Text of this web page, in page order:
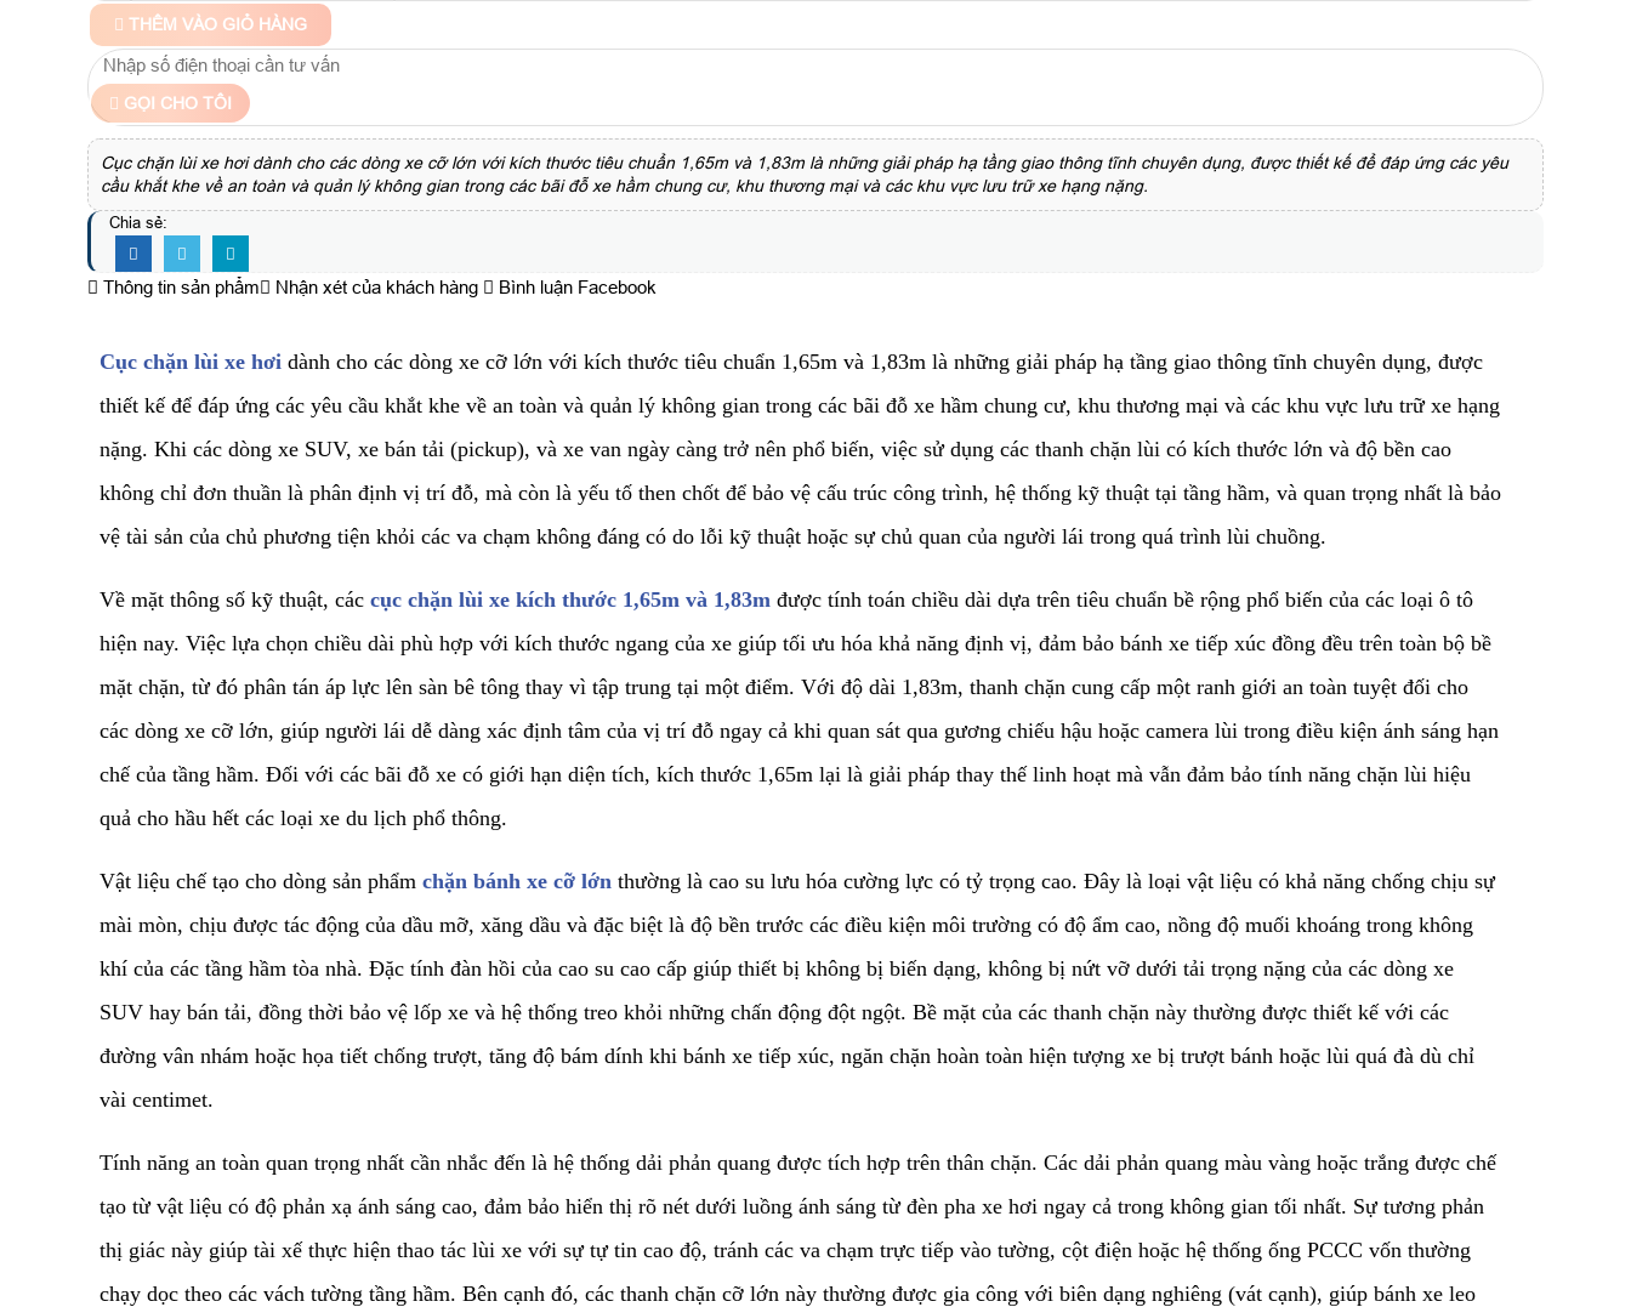
THÊM VÀO GIỎ HÀNG
GỌI CHO TÔI
Cục chặn lùi xe hơi dành cho các dòng xe cỡ lớn với kích thước tiêu chuẩn 1,65m và 1,83m là những giải pháp hạ tầng giao thông tĩnh chuyên dụng, được thiết kế để đáp ứng các yêu
cầu khắt khe về an toàn và quản lý không gian trong các bãi đỗ xe hầm chung cư, khu thương mại và các khu vực lưu trữ xe hạng nặng.
Chia sẻ:
Thông tin sản phẩm Nhận xét của khách hàng Bình luận Facebook
Cục chặn lùi xe hơi dành cho các dòng xe cỡ lớn với kích thước tiêu chuẩn 1,65m và 1,83m là những giải pháp hạ tầng giao thông tĩnh chuyên dụng, được
thiết kế để đáp ứng các yêu cầu khắt khe về an toàn và quản lý không gian trong các bãi đỗ xe hầm chung cư, khu thương mại và các khu vực lưu trữ xe hạng
nặng. Khi các dòng xe SUV, xe bán tải (pickup), và xe van ngày càng trở nên phổ biến, việc sử dụng các thanh chặn lùi có kích thước lớn và độ bền cao
không chỉ đơn thuần là phân định vị trí đỗ, mà còn là yếu tố then chốt để bảo vệ cấu trúc công trình, hệ thống kỹ thuật tại tầng hầm, và quan trọng nhất là bảo
vệ tài sản của chủ phương tiện khỏi các va chạm không đáng có do lỗi kỹ thuật hoặc sự chủ quan của người lái trong quá trình lùi chuồng.
​Về mặt thông số kỹ thuật, các cục chặn lùi xe kích thước 1,65m và 1,83m được tính toán chiều dài dựa trên tiêu chuẩn bề rộng phổ biến của các loại ô tô
hiện nay. Việc lựa chọn chiều dài phù hợp với kích thước ngang của xe giúp tối ưu hóa khả năng định vị, đảm bảo bánh xe tiếp xúc đồng đều trên toàn bộ bề
mặt chặn, từ đó phân tán áp lực lên sàn bê tông thay vì tập trung tại một điểm. Với độ dài 1,83m, thanh chặn cung cấp một ranh giới an toàn tuyệt đối cho
các dòng xe cỡ lớn, giúp người lái dễ dàng xác định tâm của vị trí đỗ ngay cả khi quan sát qua gương chiếu hậu hoặc camera lùi trong điều kiện ánh sáng hạn
chế của tầng hầm. Đối với các bãi đỗ xe có giới hạn diện tích, kích thước 1,65m lại là giải pháp thay thế linh hoạt mà vẫn đảm bảo tính năng chặn lùi hiệu
quả cho hầu hết các loại xe du lịch phổ thông.
​Vật liệu chế tạo cho dòng sản phẩm chặn bánh xe cỡ lớn thường là cao su lưu hóa cường lực có tỷ trọng cao. Đây là loại vật liệu có khả năng chống chịu sự
mài mòn, chịu được tác động của dầu mỡ, xăng dầu và đặc biệt là độ bền trước các điều kiện môi trường có độ ẩm cao, nồng độ muối khoáng trong không
khí của các tầng hầm tòa nhà. Đặc tính đàn hồi của cao su cao cấp giúp thiết bị không bị biến dạng, không bị nứt vỡ dưới tải trọng nặng của các dòng xe
SUV hay bán tải, đồng thời bảo vệ lốp xe và hệ thống treo khỏi những chấn động đột ngột. Bề mặt của các thanh chặn này thường được thiết kế với các
đường vân nhám hoặc họa tiết chống trượt, tăng độ bám dính khi bánh xe tiếp xúc, ngăn chặn hoàn toàn hiện tượng xe bị trượt bánh hoặc lùi quá đà dù chỉ
vài centimet.
Tính năng an toàn quan trọng nhất cần nhắc đến là hệ thống dải phản quang được tích hợp trên thân chặn. Các dải phản quang màu vàng hoặc trắng được chế
tạo từ vật liệu có độ phản xạ ánh sáng cao, đảm bảo hiển thị rõ nét dưới luồng ánh sáng từ đèn pha xe hơi ngay cả trong không gian tối nhất. Sự tương phản
thị giác này giúp tài xế thực hiện thao tác lùi xe với sự tự tin cao độ, tránh các va chạm trực tiếp vào tường, cột điện hoặc hệ thống ống PCCC vốn thường
chạy dọc theo các vách tường tầng hầm. Bên cạnh đó, các thanh chặn cỡ lớn này thường được gia công với biên dạng nghiêng (vát cạnh), giúp bánh xe leo